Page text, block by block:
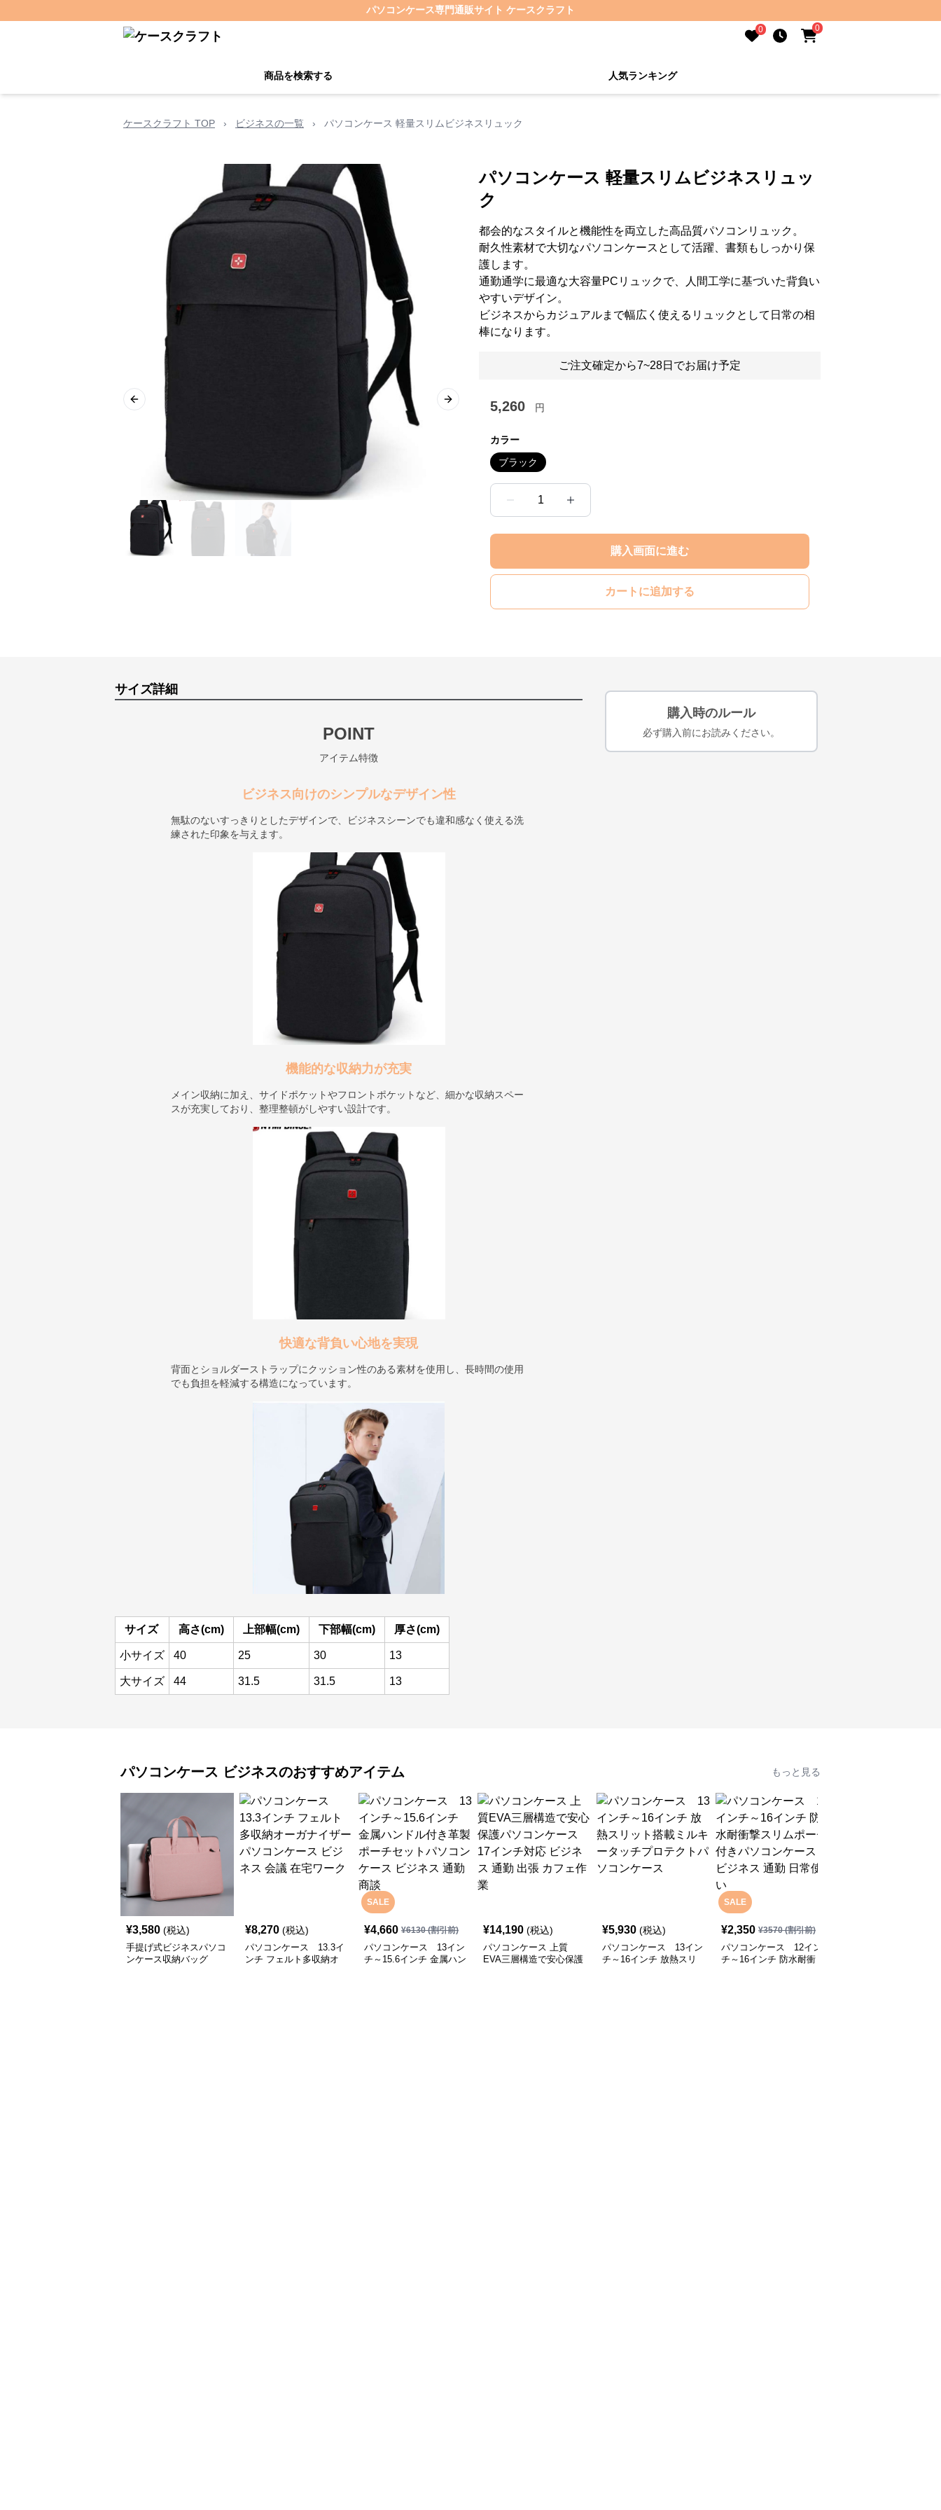
パソコンケース専門通販サイト ケースクラフト
0 0
商品を検索する 人気ランキング
ケースクラフト TOP › ビジネスの一覧 › パソコンケース 軽量スリムビジネスリュック
Previous slide Next slide
パソコンケース 軽量スリムビジネスリュッ
ク
都会的なスタイルと機能性を両立した高品質パソコンリュック。
耐久性素材で大切なパソコンケースとして活躍、書類もしっかり保
護します。
通勤通学に最適な大容量PCリュックで、人間工学に基づいた背負い
やすいデザイン。
ビジネスからカジュアルまで幅広く使えるリュックとして日常の相
棒になります。
ご注文確定から7~28日でお届け予定
5,260 円
カラー
ブラック
1
購入画面に進む
カートに追加する
サイズ詳細
POINT
アイテム特徴
ビジネス向けのシンプルなデザイン性
無駄のないすっきりとしたデザインで、ビジネスシーンでも違和感なく使える洗
練された印象を与えます。
機能的な収納力が充実
メイン収納に加え、サイドポケットやフロントポケットなど、細かな収納スペー
スが充実しており、整理整頓がしやすい設計です。
快適な背負い心地を実現
背面とショルダーストラップにクッション性のある素材を使用し、長時間の使用
でも負担を軽減する構造になっています。
サイズ 高さ(cm) 上部幅(cm) 下部幅(cm) 厚さ(cm)
小サイズ 40 25 30 13
大サイズ 44 31.5 31.5 13
購入時のルール
必ず購入前にお読みください。
パソコンケース ビジネスのおすすめアイテム もっと見る
¥3,580 (税込)
手提げ式ビジネスパソコ
ンケース収納バッグ
¥8,270 (税込)
パソコンケース 13.3イ
ンチ フェルト多収納オ
SALE
¥4,660 ¥6130(割引前)
パソコンケース 13イン
チ～15.6インチ 金属ハン
¥14,190 (税込)
パソコンケース 上質
EVA三層構造で安心保護
¥5,930 (税込)
パソコンケース 13イン
チ～16インチ 放熱スリ
SALE
¥2,350 ¥3570(割引前)
パソコンケース 12イン
チ～16インチ 防水耐衝